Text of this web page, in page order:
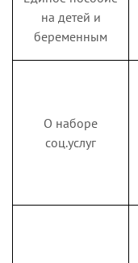
на детей и
беременным
О наборе
соц.услуг